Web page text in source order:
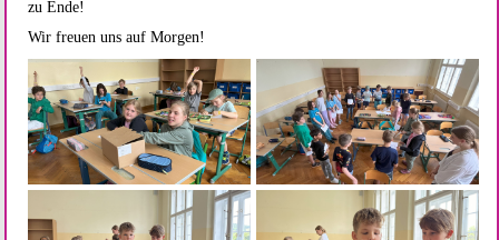
zu Ende!
Wir freuen uns auf Morgen!